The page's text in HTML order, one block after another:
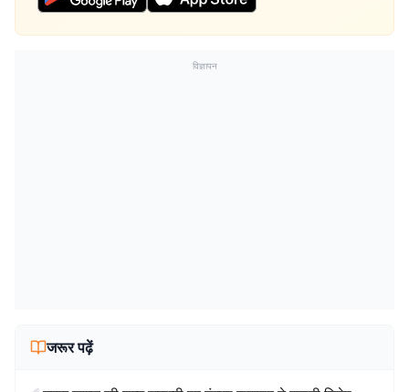
विज्ञापन
जरूर पढ़ें